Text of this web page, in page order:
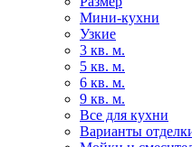
Мини-кухни
Узкие
3 кв. м.
5 кв. м.
6 кв. м.
9 кв. м.
Все для кухни
Варианты